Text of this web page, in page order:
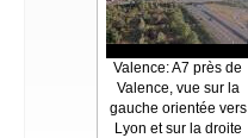
Valence: A7 près de
Valence, vue sur la
gauche orientée vers
Lyon et sur la droite